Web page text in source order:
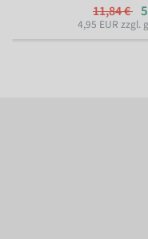
11,84 €
4,95 EUR zzgl.